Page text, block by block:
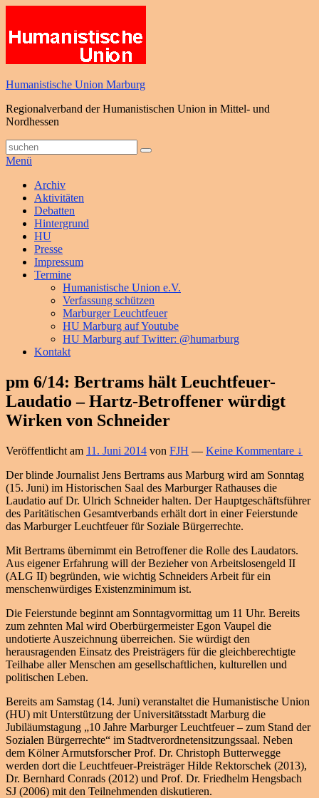
springen
Humanistische Union Marburg
Regionalverband der Humanistischen Union in Mittel- und
Nordhessen
Suche
nach:
Suchen
Menü
Primäres
Menü
Archiv
Aktivitäten
Debatten
Hintergrund
HU
Presse
Impressum
Termine
Humanistische Union e.V.
Verfassung schützen
Marburger Leuchtfeuer
HU Marburg auf Youtube
HU Marburg auf Twitter: @humarburg
Kontakt
pm 6/14: Bertrams hält Leuchtfeuer-
Laudatio – Hartz-Betroffener würdigt
Wirken von Schneider
Veröffentlicht am 11. Juni 2014 von FJH — Keine Kommentare ↓
Der blinde Journalist Jens Bertrams aus Marburg wird am Sonntag
(15. Juni) im Historischen Saal des Marburger Rathauses die
Laudatio auf Dr. Ulrich Schneider halten. Der Hauptgeschäftsführer
des Paritätischen Gesamtverbands erhält dort in einer Feierstunde
das Marburger Leuchtfeuer für Soziale Bürgerrechte.
Mit Bertrams übernimmt ein Betroffener die Rolle des Laudators.
Aus eigener Erfahrung will der Bezieher von Arbeitslosengeld II
(ALG II) begründen, wie wichtig Schneiders Arbeit für ein
menschenwürdiges Existenzminimum ist.
Die Feierstunde beginnt am Sonntagvormittag um 11 Uhr. Bereits
zum zehnten Mal wird Oberbürgermeister Egon Vaupel die
undotierte Auszeichnung überreichen. Sie würdigt den
herausragenden Einsatz des Preisträgers für die gleichberechtigte
Teilhabe aller Menschen am gesellschaftlichen, kulturellen und
politischen Leben.
Bereits am Samstag (14. Juni) veranstaltet die Humanistische Union
(HU) mit Unterstützung der Universitätsstadt Marburg die
Jubiläumstagung „10 Jahre Marburger Leuchtfeuer – zum Stand der
Sozialen Bürgerrechte“ im Stadtverordnetensitzungssaal. Neben
dem Kölner Armutsforscher Prof. Dr. Christoph Butterwegge
werden dort die Leuchtfeuer-Preisträger Hilde Rektorschek (2013),
Dr. Bernhard Conrads (2012) und Prof. Dr. Friedhelm Hengsbach
SJ (2006) mit den Teilnehmenden diskutieren.